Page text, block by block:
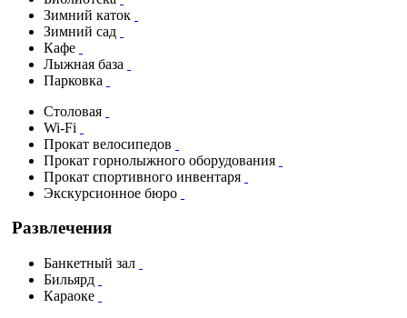
Зимний каток
Зимний сад
Кафе
Лыжная база
Парковка
Столовая
Wi-Fi
Прокат велосипедов
Прокат горнолыжного оборудования
Прокат спортивного инвентаря
Экскурсионное бюро
Развлечения
Банкетный зал
Бильярд
Караоке